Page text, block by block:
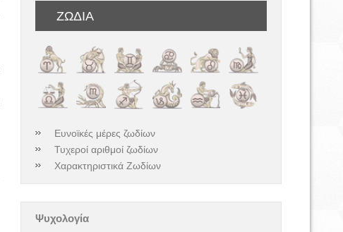
ΖΩΔΙΑ
Ευνοϊκές μέρες ζωδίων
Τυχεροί αριθμοί ζωδίων
Χαρακτηριστικά Ζωδίων
Ψυχολογία